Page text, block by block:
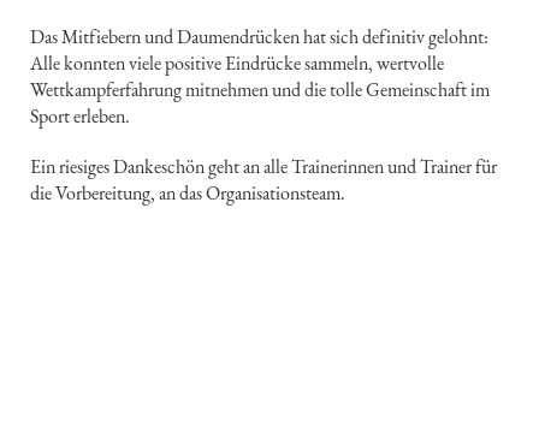
Das Mitfiebern und Daumendrücken hat sich definitiv gelohnt:
Alle konnten viele positive Eindrücke sammeln, wertvolle
Wettkampferfahrung mitnehmen und die tolle Gemeinschaft im
Sport erleben.
Ein riesiges Dankeschön geht an alle Trainerinnen und Trainer für
die Vorbereitung, an das Organisationsteam.